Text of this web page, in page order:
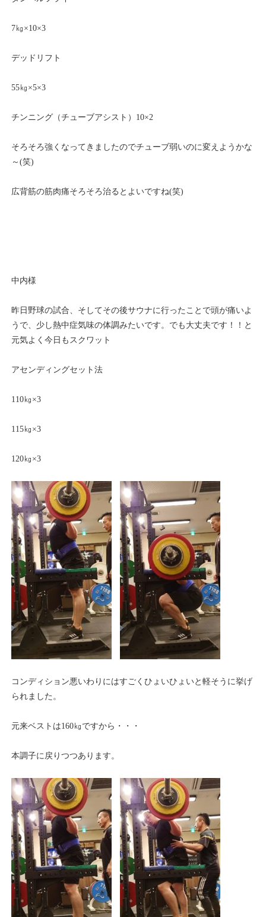
7㎏×10×3
デッドリフト
55㎏×5×3
チンニング（チューブアシスト）10×2
そろそろ強くなってきましたのでチューブ弱いのに変えようかな
～(笑)
広背筋の筋肉痛そろそろ治るとよいですね(笑)
中内様
昨日野球の試合、そしてその後サウナに行ったことで頭が痛いよ
うで、少し熱中症気味の体調みたいです。でも大丈夫です！！と
元気よく今日もスクワット
アセンディングセット法
110㎏×3
115㎏×3
120㎏×3
コンディション悪いわりにはすごくひょいひょいと軽そうに挙げ
られました。
元来ベストは160㎏ですから・・・
本調子に戻りつつあります。